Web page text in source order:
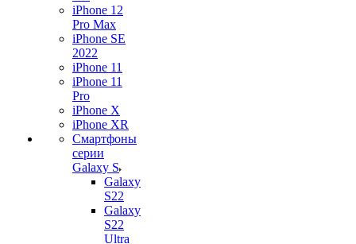
iPhone 12
Pro Max
iPhone SE
2022
iPhone 11
iPhone 11
Pro
iPhone X
iPhone XR
Смартфоны
серии
Galaxy S
Galaxy
S22
Galaxy
S22
Ultra